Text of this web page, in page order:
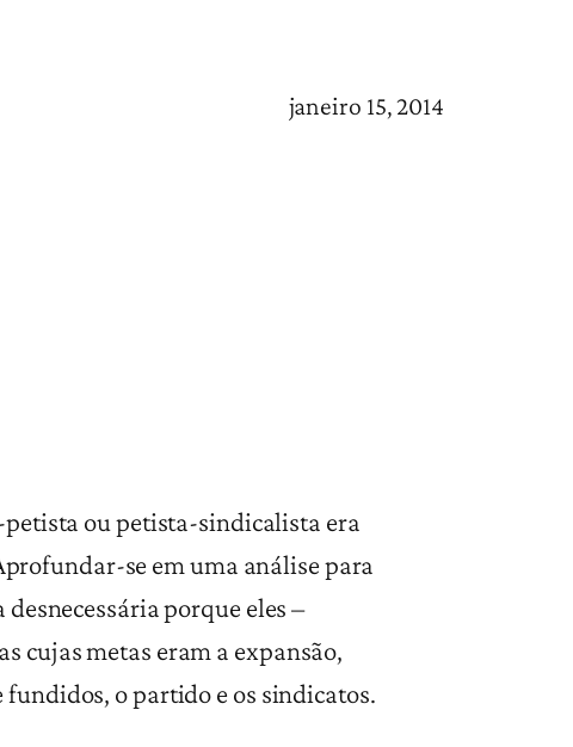
janeiro 15, 2014
petista ou petista-sindicalista era
se em uma análise para
porque eles –
cujas metas eram a expansão,
o partido e os sindicatos.